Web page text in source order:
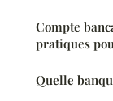
Compte
pratiques
Quelle